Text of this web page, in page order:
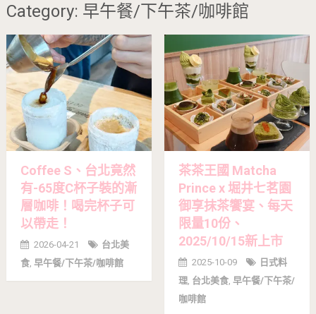
Category: 早午餐/下午茶/咖啡館
Coffee S、台北竟然
有-65度C杯子裝的漸
層咖啡！喝完杯子可
以帶走！
2026-04-21
台北美
食, 早午餐/下午茶/咖啡館
茶茶王國 Matcha
Prince x 堀井七茗園
御享抹茶饗宴、每天
限量10份、
2025/10/15新上市
2025-10-09
日式料
理, 台北美食, 早午餐/下午茶/
咖啡館